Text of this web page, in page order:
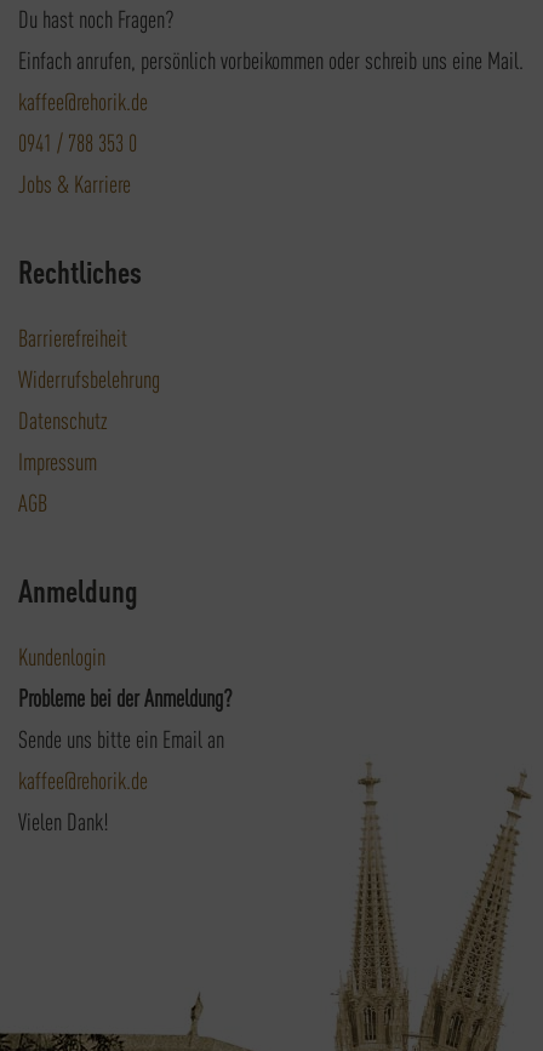
Du hast noch Fragen?
Einfach anrufen, persönlich vorbeikommen oder schreib uns eine Mail.
kaffee@rehorik.de
0941 / 788 353 0
Jobs & Karriere
Rechtliches
Barrierefreiheit
Widerrufsbelehrung
Datenschutz
Impressum
AGB
Anmeldung
Kundenlogin
Probleme bei der Anmeldung?
Sende uns bitte ein Email an
kaffee@rehorik.de
Vielen Dank!